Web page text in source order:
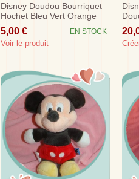
Disney Doudou Bourriquet
Hochet Bleu Vert Orange
Sos
5,00 € EN STOCK
Voir le produit